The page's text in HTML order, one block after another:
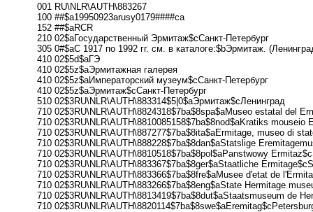
001 RU\NLR\AUTH\883267
100 ##$a19950923arusy0179####ca
152 ##$aRCR
210 02$aГосударственный Эрмитаж$cСанкт-Петербург
305 0#$aС 1917 по 1992 гг. см. в каталоге:$bЭрмитаж.
410 02$5d$aГЭ
410 02$5z$aЭрмитажная галерея
410 02$5z$aИмператорский музеум$cСанкт-Петербург
410 02$5z$aЭрмитаж$cСанкт-Петербург
510 02$3RU\NLR\AUTH\883314$5|0$aЭрмитаж$cЛенинград
710 02$3RU\NLR\AUTH\8824318$7ba$8spa$aMuseo estatal del
710 02$3RU\NLR\AUTH\8810085158$7ba$8nod$aKratiks mouseio
710 02$3RU\NLR\AUTH\887277$7ba$8ita$aErmitage, museo di
710 02$3RU\NLR\AUTH\888228$7ba$8dan$aStatslige
710 02$3RU\NLR\AUTH\8810518$7ba$8pol$aPanstwowy
710 02$3RU\NLR\AUTH\883367$7ba$8ger$aStaatliche
710 02$3RU\NLR\AUTH\883366$7ba$8fre$aMusee d'etat de
710 02$3RU\NLR\AUTH\883266$7ba$8eng$aState Hermitage
710 02$3RU\NLR\AUTH\8813419$7ba$8dut$aStaatsmuseum de
710